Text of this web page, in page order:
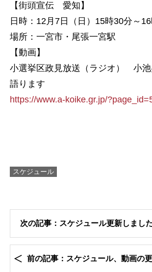
【街頭宣伝 愛知】
日時：12月7日（日）15時30分～
場所：一宮市・尾張一宮駅
【動画】
小選挙区政見放送（ラジオ） 小
語ります
https://www.a-koike.gr.jp/
スケジュール
次の記事：スケジュール更新しまし
前の記事：スケジュール、動画の